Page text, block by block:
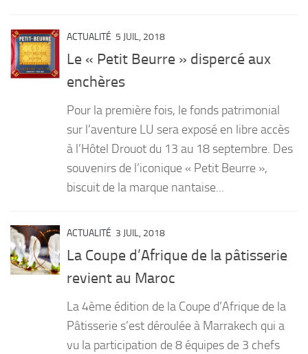
ACTUALITÉ 5 JUIL, 2018
Le « Petit Beurre » dispercé aux
enchères
Pour la première fois, le fonds patrimonial
sur l’aventure LU sera exposé en libre accès
à l’Hôtel Drouot du 13 au 18 septembre. Des
souvenirs de l’iconique « Petit Beurre »,
biscuit de la marque nantaise...
ACTUALITÉ 3 JUIL, 2018
La Coupe d’Afrique de la pâtisserie
revient au Maroc
La 4ème édition de la Coupe d’Afrique de la
Pâtisserie s’est déroulée à Marrakech qui a
vu la participation de 8 équipes de 3 chefs